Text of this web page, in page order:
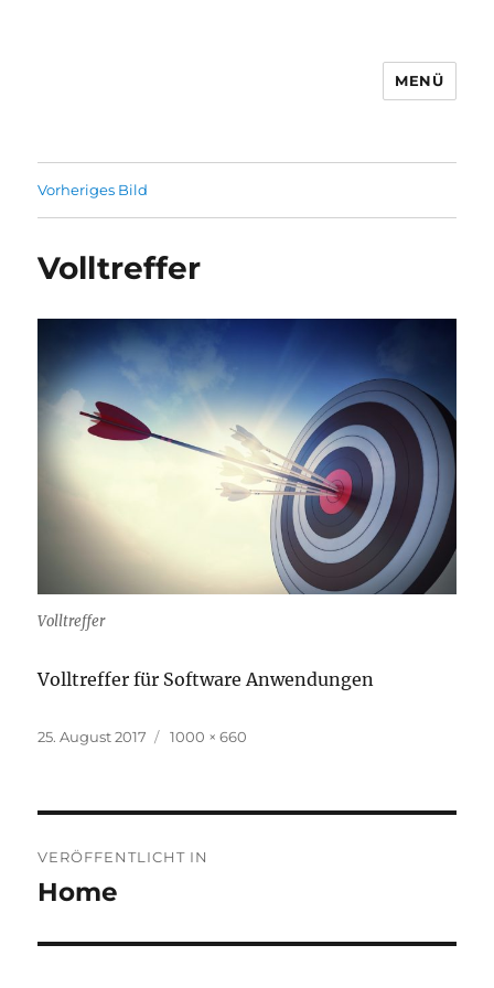
MENÜ
Vorheriges Bild
Volltreffer
Volltreffer
Volltreffer für Software Anwendungen
Veröffentlicht
25. August 2017
Volle
1000 × 660
VERÖFFENTLICHT IN
Home